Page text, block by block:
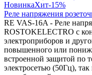
НовинкаХит-15%
Реле напряжения
RE VAS-16A - Реле
ROSTOKELECTRO с
электроприборов и
повышенного или
встроенной защитой по
электросетью (50Гц),